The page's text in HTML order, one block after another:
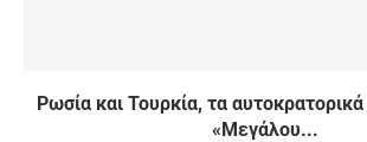
Ρωσία και Τουρκία, τα
«Μεγάλου...